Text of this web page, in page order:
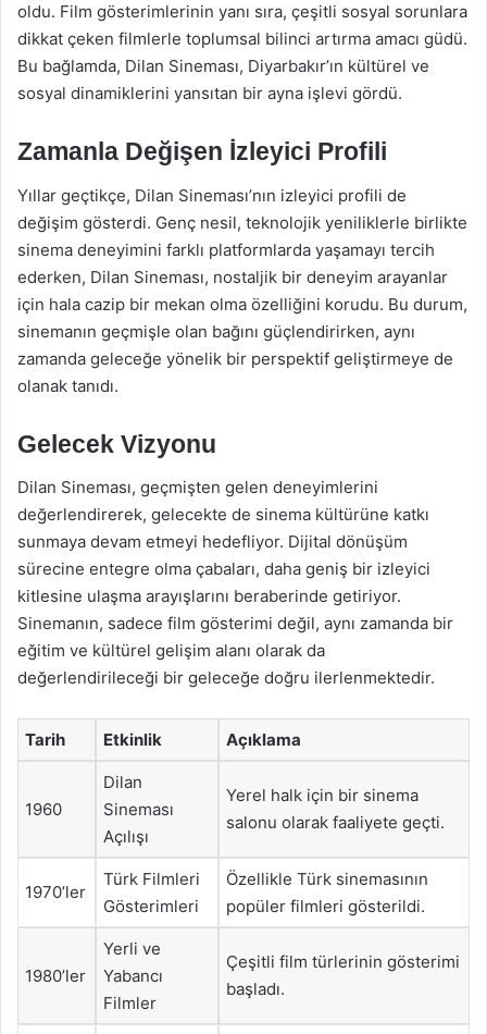
oldu. Film gösterimlerinin yanı sıra, çeşitli sosyal sorunlara
dikkat çeken filmlerle toplumsal bilinci artırma amacı güdü.
Bu bağlamda, Dilan Sineması, Diyarbakır’ın kültürel ve
sosyal dinamiklerini yansıtan bir ayna işlevi gördü.
Zamanla Değişen İzleyici Profili
Yıllar geçtikçe, Dilan Sineması’nın izleyici profili de
değişim gösterdi. Genç nesil, teknolojik yeniliklerle birlikte
sinema deneyimini farklı platformlarda yaşamayı tercih
ederken, Dilan Sineması, nostaljik bir deneyim arayanlar
için hala cazip bir mekan olma özelliğini korudu. Bu durum,
sinemanın geçmişle olan bağını güçlendirirken, aynı
zamanda geleceğe yönelik bir perspektif geliştirmeye de
olanak tanıdı.
Gelecek Vizyonu
Dilan Sineması, geçmişten gelen deneyimlerini
değerlendirerek, gelecekte de sinema kültürüne katkı
sunmaya devam etmeyi hedefliyor. Dijital dönüşüm
sürecine entegre olma çabaları, daha geniş bir izleyici
kitlesine ulaşma arayışlarını beraberinde getiriyor.
Sinemanın, sadece film gösterimi değil, aynı zamanda bir
eğitim ve kültürel gelişim alanı olarak da
değerlendirileceği bir geleceğe doğru ilerlenmektedir.
Tarih Etkinlik Açıklama
1960
Dilan
Sineması
Açılışı
Yerel halk için bir sinema
salonu olarak faaliyete geçti.
1970’ler
Türk Filmleri
Gösterimleri
Özellikle Türk sinemasının
popüler filmleri gösterildi.
1980’ler
Yerli ve
Yabancı
Filmler
Çeşitli film türlerinin gösterimi
başladı.